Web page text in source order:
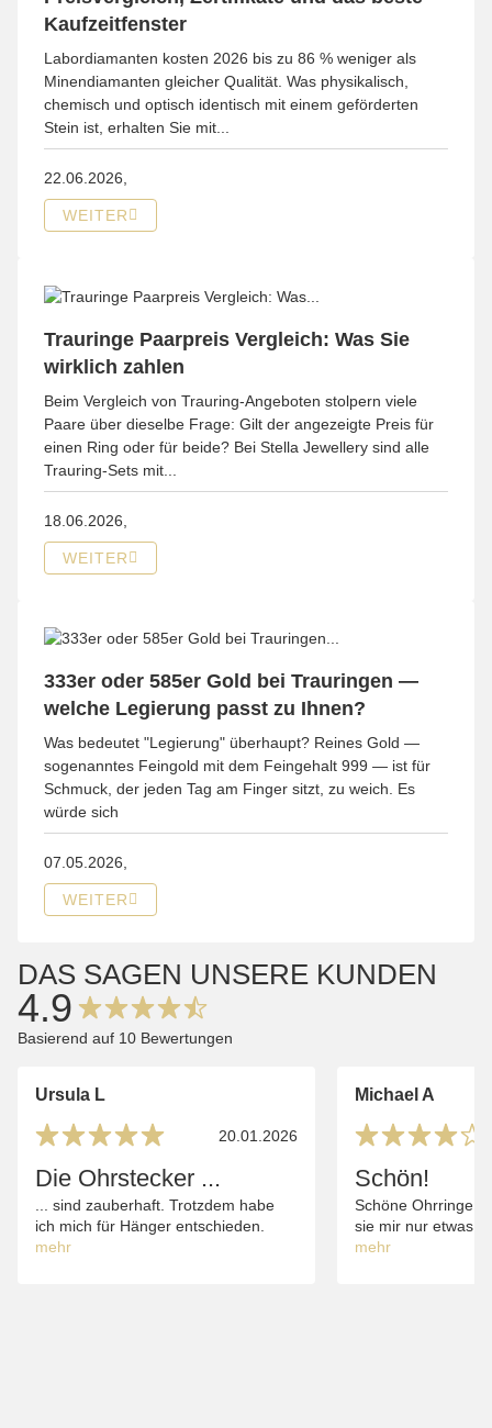
Kaufzeitfenster
Labordiamanten kosten 2026 bis zu 86 % weniger als
Minendiamanten gleicher Qualität. Was physikalisch,
chemisch und optisch identisch mit einem geförderten
Stein ist, erhalten Sie mit...
22.06.2026,
WEITER
Trauringe Paarpreis Vergleich: Was Sie
wirklich zahlen
Beim Vergleich von Trauring-Angeboten stolpern viele
Paare über dieselbe Frage: Gilt der angezeigte Preis für
einen Ring oder für beide? Bei Stella Jewellery sind alle
Trauring-Sets mit...
18.06.2026,
WEITER
333er oder 585er Gold bei Trauringen —
welche Legierung passt zu Ihnen?
Was bedeutet "Legierung" überhaupt? Reines Gold —
sogenanntes Feingold mit dem Feingehalt 999 — ist für
Schmuck, der jeden Tag am Finger sitzt, zu weich. Es
würde sich
07.05.2026,
WEITER
DAS SAGEN UNSERE KUNDEN
4.9
Basierend auf 10 Bewertungen
Ursula L
20.01.2026
Die Ohrstecker ...
... sind zauberhaft. Trotzdem habe
ich mich für Hänger entschieden.
mehr
Michael A
Schön!
Schöne Ohrringe
sie mir nur etwas
mehr